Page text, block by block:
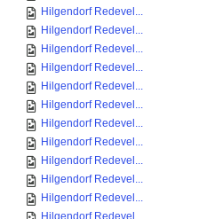
Hilgendorf Redevel...
Hilgendorf Redevel...
Hilgendorf Redevel...
Hilgendorf Redevel...
Hilgendorf Redevel...
Hilgendorf Redevel...
Hilgendorf Redevel...
Hilgendorf Redevel...
Hilgendorf Redevel...
Hilgendorf Redevel...
Hilgendorf Redevel...
Hilgendorf Redevel...